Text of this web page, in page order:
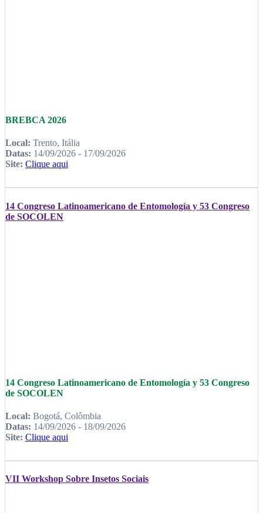
BREBCA 2026
Local: Trento, Itália
Datas: 14/09/2026 - 17/09/2026
Site: Clique aqui
14 Congreso Latinoamericano de Entomología y 53 Congreso
de SOCOLEN
14 Congreso Latinoamericano de Entomología y 53 Congreso
de SOCOLEN
Local: Bogotá, Colômbia
Datas: 14/09/2026 - 18/09/2026
Site: Clique aqui
VII Workshop Sobre Insetos Sociais